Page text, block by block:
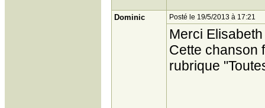
Dominic Posté le 19/5/2013 à 17:21
Merci Elisabeth
Cette chanson
rubrique